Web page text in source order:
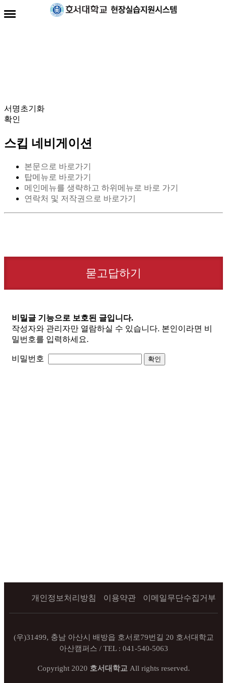
전자서명란
서명초기화
확인
스킵 네비게이션
본문으로 바로가기
탑메뉴로 바로가기
메인메뉴를 생략하고 하위메뉴로 바로 가기
연락처 및 저작권으로 바로가기
묻고답하기
비밀글 기능으로 보호된 글입니다.
작성자와 관리자만 열람하실 수 있습니다. 본인이라면 비
밀번호를 입력하세요.
비밀번호
개인정보처리방침 이용약관 이메일무단수집거부
(우)31499, 충남 아산시 배방읍 호서로79번길 20 호서대학교
아산캠퍼스 / TEL : 041-540-5063
Copyright 2020 호서대학교 All rights reserved.